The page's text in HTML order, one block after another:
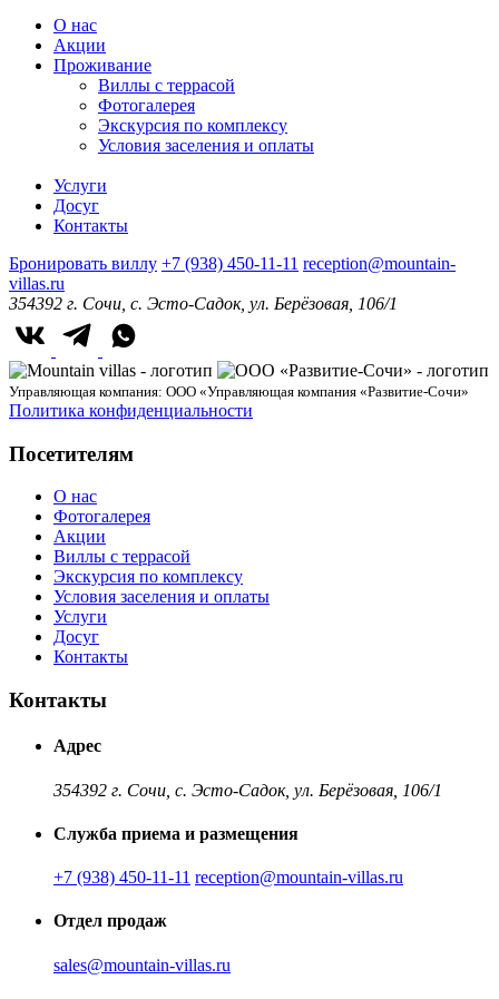
О нас
Акции
Проживание
Виллы с террасой
Фотогалерея
Экскурсия по комплексу
Условия заселения и оплаты
Услуги
Досуг
Контакты
Бронировать виллу +7 (938) 450-11-11 reception@mountain-
villas.ru
354392 г. Сочи, с. Эсто-Садок, ул. Берёзовая, 106/1
Управляющая компания: ООО «Управляющая компания «Развитие-Сочи»
Политика конфиденциальности
Посетителям
О нас
Фотогалерея
Акции
Виллы с террасой
Экскурсия по комплексу
Условия заселения и оплаты
Услуги
Досуг
Контакты
Контакты
Адрес
354392 г. Сочи, с. Эсто-Садок, ул. Берёзовая, 106/1
Служба приема и размещения
+7 (938) 450-11-11 reception@mountain-villas.ru
Отдел продаж
sales@mountain-villas.ru